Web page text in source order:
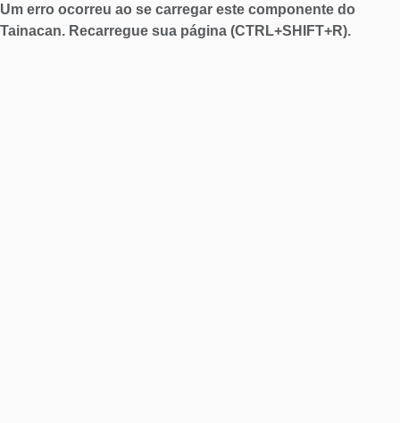
Um erro ocorreu ao se carregar este componente do
Tainacan. Recarregue sua página (CTRL+SHIFT+R).